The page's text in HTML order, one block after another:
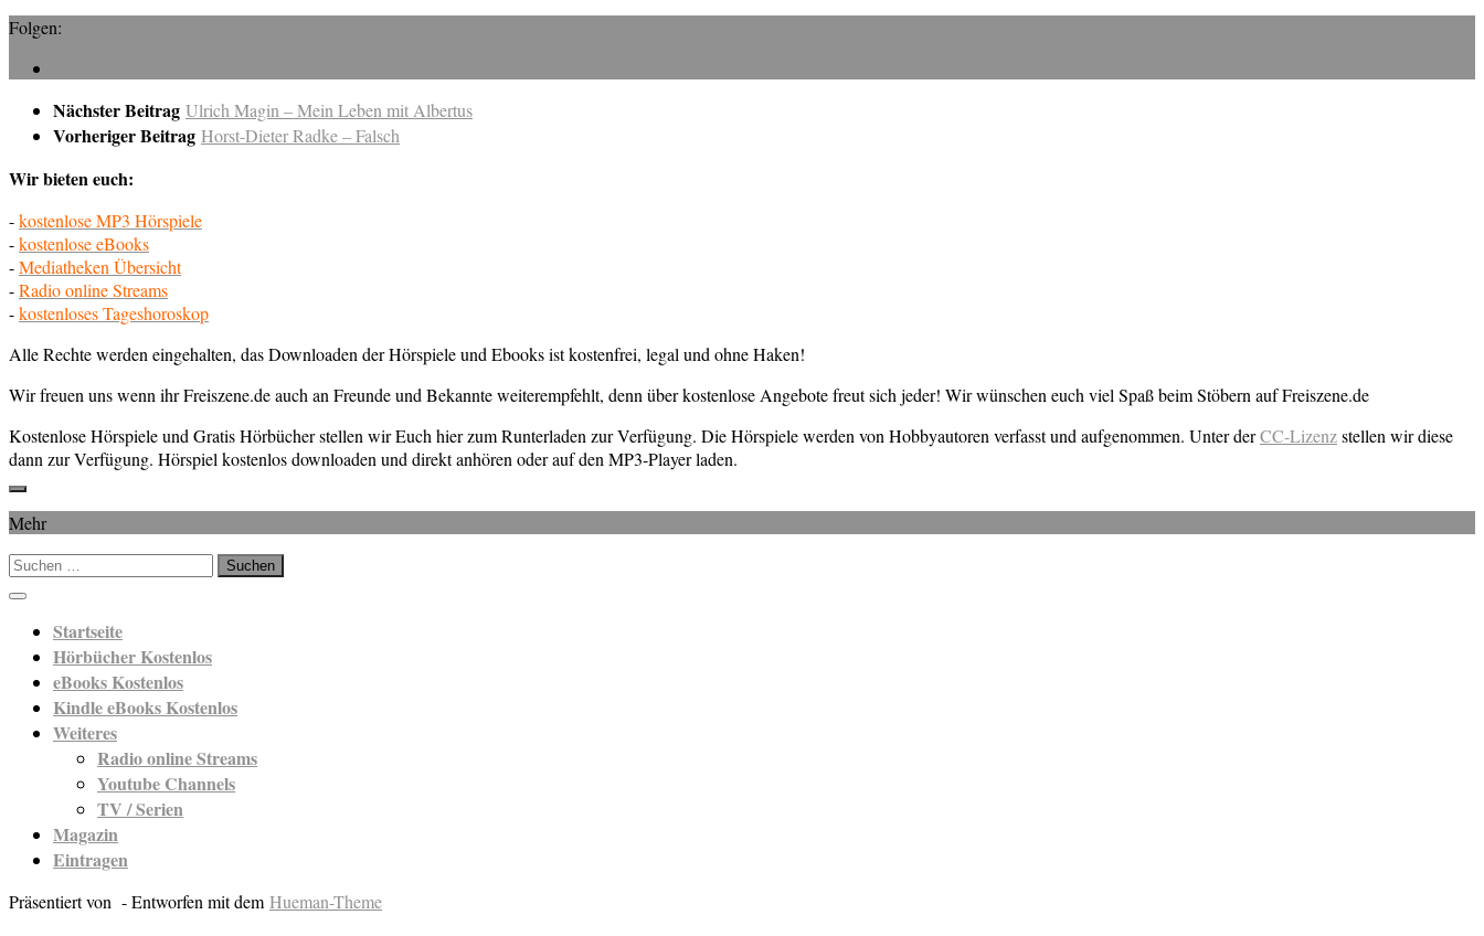
Folgen:
Nächster Beitrag Ulrich Magin – Mein Leben mit Albertus
Vorheriger Beitrag Horst-Dieter Radke – Falsch
Wir bieten euch:
-kostenlose MP3 Hörspiele
-kostenlose eBooks
-Mediatheken Übersicht
-Radio online Streams
-kostenloses Tageshoroskop
Alle Rechte werden eingehalten, das Downloaden der Hörspiele und Ebooks ist kostenfrei, legal und ohne Haken!
Wir freuen uns wenn ihr Freiszene.de auch an Freunde und Bekannte weiterempfehlt, denn über kostenlose Angebote freut sich jeder! Wir wünschen euch viel Spaß beim Stöbern auf Freiszene.de
Kostenlose Hörspiele und Gratis Hörbücher stellen wir Euch hier zum Runterladen zur Verfügung. Die Hörspiele werden von Hobbyautoren verfasst und aufgenommen. Unter derCC-Lizenzstellen wir diese
dann zur Verfügung. Hörspiel kostenlos downloaden und direkt anhören oder auf den MP3-Player laden.
Mehr
Suchen
nach:
Startseite
Hörbücher Kostenlos
eBooks Kostenlos
Kindle eBooks Kostenlos
Weiteres
Radio online Streams
Youtube Channels
TV / Serien
Magazin
Eintragen
Präsentiert von - Entworfen mit dem Hueman-Theme